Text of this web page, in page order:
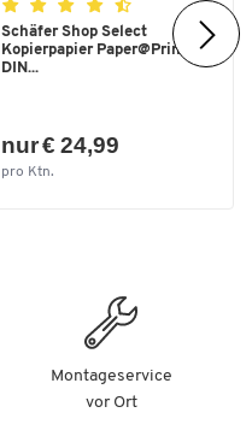
Schäfer Shop Select
Kopierpapier Paper@Print,
DIN...
nur € 24,99
pro Ktn.
Montageservice
vor Ort